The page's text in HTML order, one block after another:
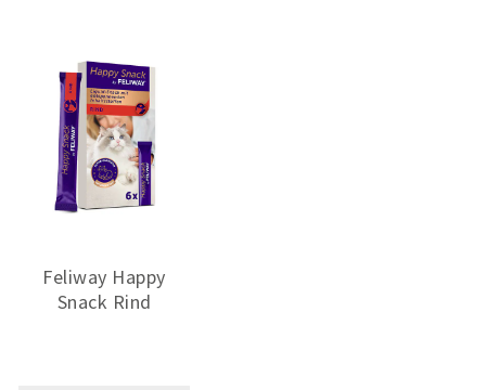
Feliway Happy
Snack Rind